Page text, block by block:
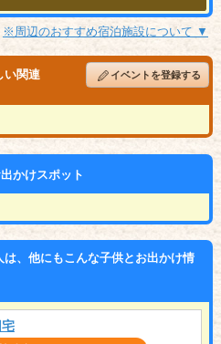
※周辺のおすすめ宿泊施設について ▼
い関連
イベントを登録する
かけスポット
は、他にもこんな子供とお出かけ情